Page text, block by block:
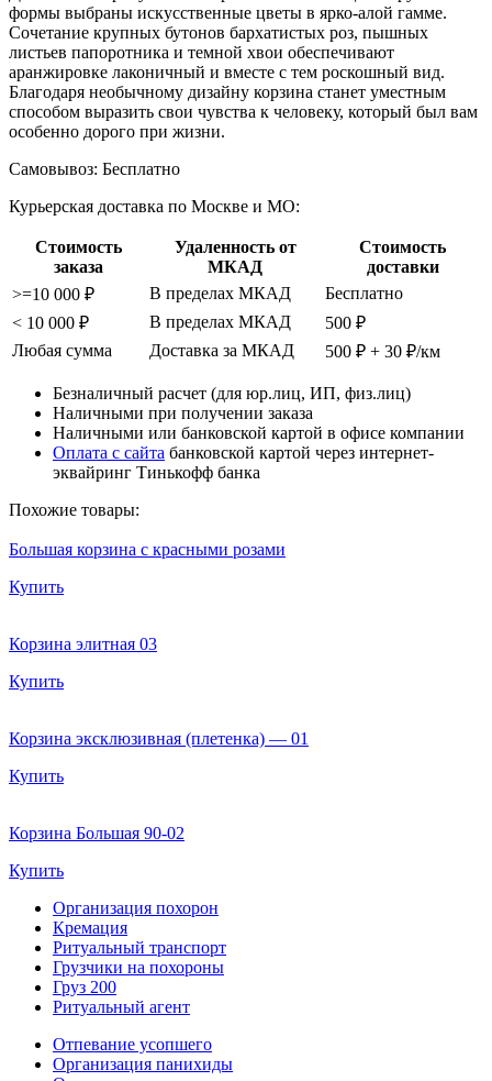
формы выбраны искусственные цветы в ярко-алой гамме.
Сочетание крупных бутонов бархатистых роз, пышных
листьев папоротника и темной хвои обеспечивают
аранжировке лаконичный и вместе с тем роскошный вид.
Благодаря необычному дизайну корзина станет уместным
способом выразить свои чувства к человеку, который был вам
особенно дорого при жизни.
Самовывоз: Бесплатно
Курьерская доставка по Москве и МО:
Стоимость
заказа
Удаленность от
МКАД
Стоимость
доставки
>=10 000 ₽
В пределах МКАД
Бесплатно
< 10 000 ₽
В пределах МКАД
500 ₽
Любая сумма
Доставка за МКАД 500 ₽ + 30 ₽/км
Безналичный расчет (для юр.лиц, ИП, физ.лиц)
Наличными при получении заказа
Наличными или банковской картой в офисе компании
Оплата с сайта банковской картой через интернет-
эквайринг Тинькофф банка
Похожие товары:
Большая корзина с красными розами
Купить
Корзина элитная 03
Купить
Корзина эксклюзивная (плетенка) — 01
Купить
Корзина Большая 90-02
Купить
Организация похорон
Кремация
Ритуальный транспорт
Грузчики на похороны
Груз 200
Ритуальный агент
Отпевание усопшего
Организация панихиды